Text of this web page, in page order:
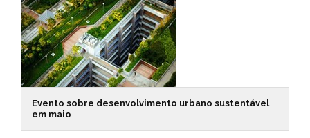
Evento sobre desenvolvimento urbano sustentável
em maio